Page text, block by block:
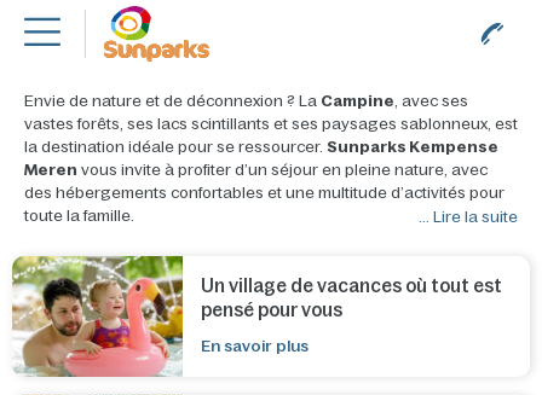
Villages de vacances Campine
Belgique
Envie de nature et de déconnexion ? La Campine, avec ses
vastes forêts, ses lacs scintillants et ses paysages sablonneux, est
la destination idéale pour se ressourcer. Sunparks Kempense
Meren vous invite à profiter d’un séjour en pleine nature, avec
des hébergements confortables et une multitude d’activités pour
toute la famille.
... Lire la suite
Un village de vacances où tout est
pensé pour vous
En savoir plus